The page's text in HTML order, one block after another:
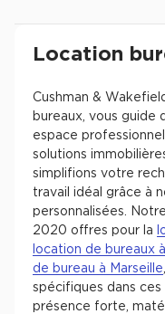
Revenir à l'accueil -
Location
Cushman &
bureaux, vous guide
espace
solutions
simplifions votre
travail idéal grâce à
personnalisées.
2020 offres pour la
location de bureaux
de bureau à Marseille
spécifiques dans ces
présence forte,